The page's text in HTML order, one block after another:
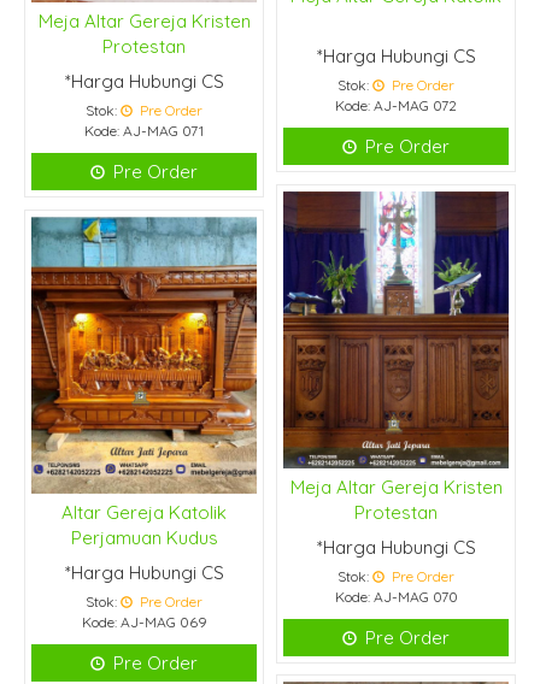
*Harga Hubungi CS
Stok:
Pre Order
Kode: AJ-MAG 072
Pre Order
Meja Altar Gereja Kristen
Protestan
*Harga Hubungi CS
Stok:
Pre Order
Kode: AJ-MAG 071
Pre Order
Meja Altar Gereja Kristen
Protestan
*Harga Hubungi CS
Stok:
Pre Order
Kode: AJ-MAG 070
Pre Order
Altar Gereja Katolik
Perjamuan Kudus
*Harga Hubungi CS
Stok:
Pre Order
Kode: AJ-MAG 069
Pre Order